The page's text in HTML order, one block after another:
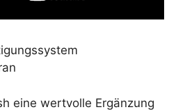
eine wertvolle Ergänzung